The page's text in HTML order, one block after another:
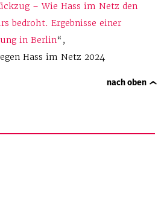
– Wie Hass im Netz den
bedroht. Ergebnisse einer
in Berlin“,
Hass im Netz 2024
nach oben